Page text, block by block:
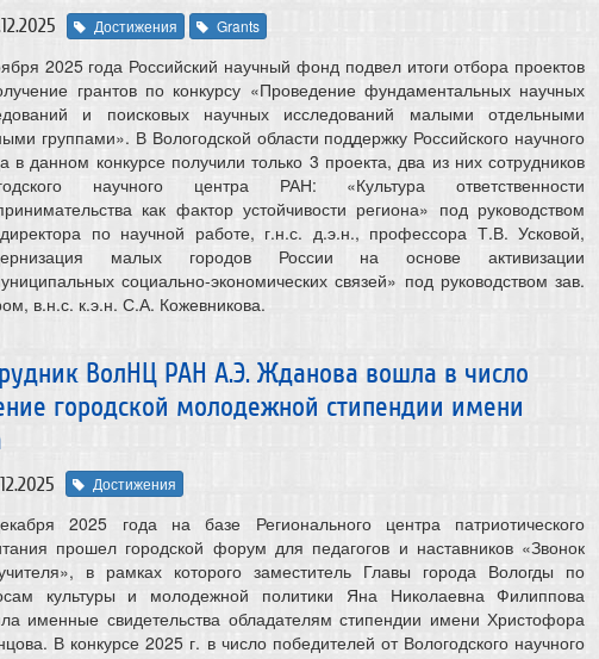
Достижения Grants
2025 года Российский научный фонд подвел итоги отбора проектов
грантов по конкурсу «Проведение фундаментальных научных
и поисковых научных исследований малыми отдельными
группами». В Вологодской области поддержку Российского научного
в данном конкурсе получили только 3 проекта, два из них сотрудников
научного центра РАН: «Культура ответственности
как фактор устойчивости региона» под руководством
по научной работе, г.н.с. д.э.н., профессора Т.В. Усковой,
малых городов России на основе активизации
социально-экономических связей» под руководством зав.
в.н.с. к.э.н. С.А. Кожевникова.
ВолНЦ РАН А.Э. Жданова вошла в число
городской молодежной стипендии имени
Достижения
2025 года на базе Регионального центра патриотического
прошел городской форум для педагогов и наставников «Звонок
в рамках которого заместитель Главы города Вологды по
культуры и молодежной политики Яна Николаевна Филиппова
именные свидетельства обладателям стипендии имени Христофора
В конкурсе 2025 г. в число победителей от Вологодского научного